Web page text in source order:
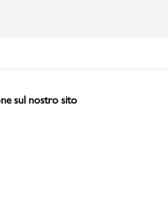
sul nostro sito